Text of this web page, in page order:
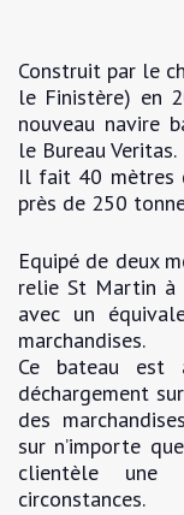
Construit par le
le Finistère) en
nouveau navire
le Bureau Veritas.
Il fait 40 mètres
près de 250
Equipé de deux
relie St Martin à
avec un
marchandises.
Ce bateau
déchargement
des
sur n’importe
clientèle une
circonstances.